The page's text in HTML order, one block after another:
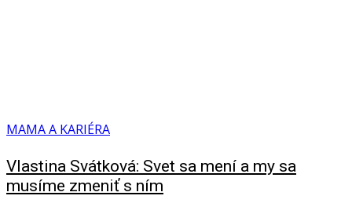
MAMA A KARIÉRA
Vlastina Svátková: Svet sa mení a my sa
musíme zmeniť s ním